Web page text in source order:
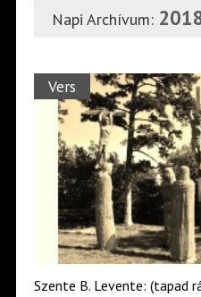
Napi Archívum:
Vers
Szente B. Levente: (tapad